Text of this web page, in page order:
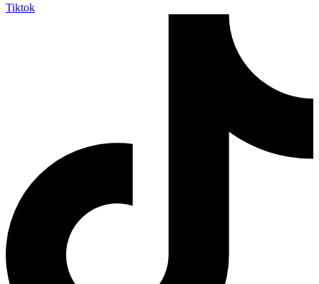
Tiktok